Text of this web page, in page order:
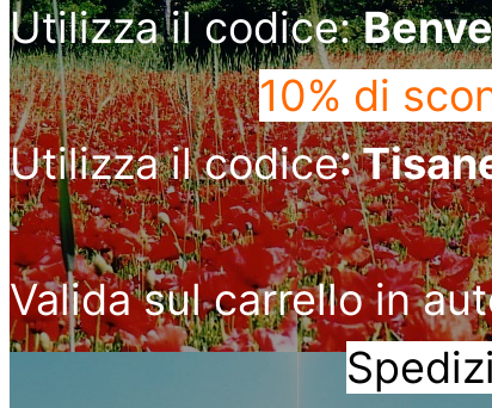
Utilizza il codice:
10% di
Utilizza il codice:
Valida sul carrello in